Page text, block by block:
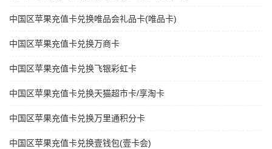
中国区苹果充值卡兑换唯品会礼品卡(唯品卡)
中国区苹果充值卡兑换万商卡
中国区苹果充值卡兑换飞银彩虹卡
中国区苹果充值卡兑换天猫超市卡/享淘卡
中国区苹果充值卡兑换万里通积分卡
中国区苹果充值卡兑换壹钱包(壹卡会)